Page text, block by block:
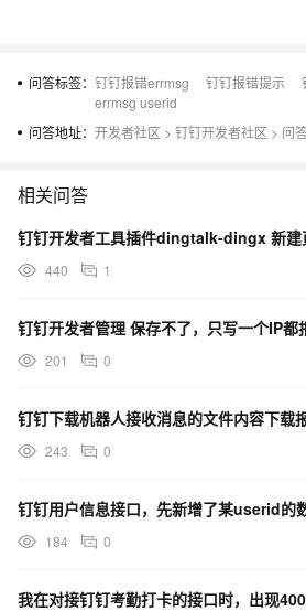
问答标签： 钉钉报错errmsg 钉钉报错提示
errmsg userid
问答地址： 开发者社区 > 钉钉开发者社区 > 问
相关问答
钉钉开发者工具插件dingtalk-dingx 新建
440 1
钉钉开发者管理 保存不了，只写一个IP都
201 0
钉钉下载机器人接收消息的文件内容下载
243 0
184 0